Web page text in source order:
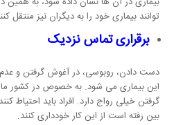
توانند بیماری خود را به دیگران نیز منتقل
برقراری تماس نزدیک
دست دادن، روبوسی، در آغوش گرفتن و عدم
این بیماری می شود. به خصوص در کشور
گرفتن خیلی رواج دارد. افراد باید احتیاط
بین رفته است از این کار خودداری کنند.